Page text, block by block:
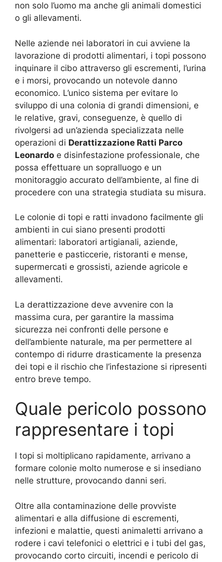
non solo l’uomo ma anche gli animali domestici
o gli allevamenti.
Nelle aziende nei laboratori in cui avviene la
lavorazione di prodotti alimentari, i topi possono
inquinare il cibo attraverso gli escrementi, l’urina
e i morsi, provocando un notevole danno
economico. L’unico sistema per evitare lo
sviluppo di una colonia di grandi dimensioni, e
le relative, gravi, conseguenze, è quello di
rivolgersi ad un’azienda specializzata nelle
operazioni di Derattizzazione Ratti Parco
Leonardo e disinfestazione professionale, che
possa effettuare un sopralluogo e un
monitoraggio accurato dell’ambiente, al fine di
procedere con una strategia studiata su misura.
Le colonie di topi e ratti invadono facilmente gli
ambienti in cui siano presenti prodotti
alimentari: laboratori artigianali, aziende,
panetterie e pasticcerie, ristoranti e mense,
supermercati e grossisti, aziende agricole e
allevamenti.
La derattizzazione deve avvenire con la
massima cura, per garantire la massima
sicurezza nei confronti delle persone e
dell’ambiente naturale, ma per permettere al
contempo di ridurre drasticamente la presenza
dei topi e il rischio che l’infestazione si ripresenti
entro breve tempo.
Quale pericolo possono
rappresentare i topi
I topi si moltiplicano rapidamente, arrivano a
formare colonie molto numerose e si insediano
nelle strutture, provocando danni seri.
Oltre alla contaminazione delle provviste
alimentari e alla diffusione di escrementi,
infezioni e malattie, questi animaletti arrivano a
rodere i cavi telefonici o elettrici e i tubi del gas,
provocando corto circuiti, incendi e pericolo di